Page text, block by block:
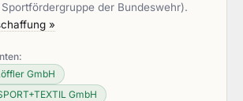
der Bundeswehr).
»
GmbH
GmbH